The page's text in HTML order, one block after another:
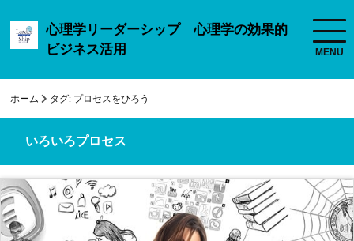
心理学リーダーシップ 心理学の効果的
ビジネス活用
ホーム タグ: プロセスをひろう
いろいろプロセス